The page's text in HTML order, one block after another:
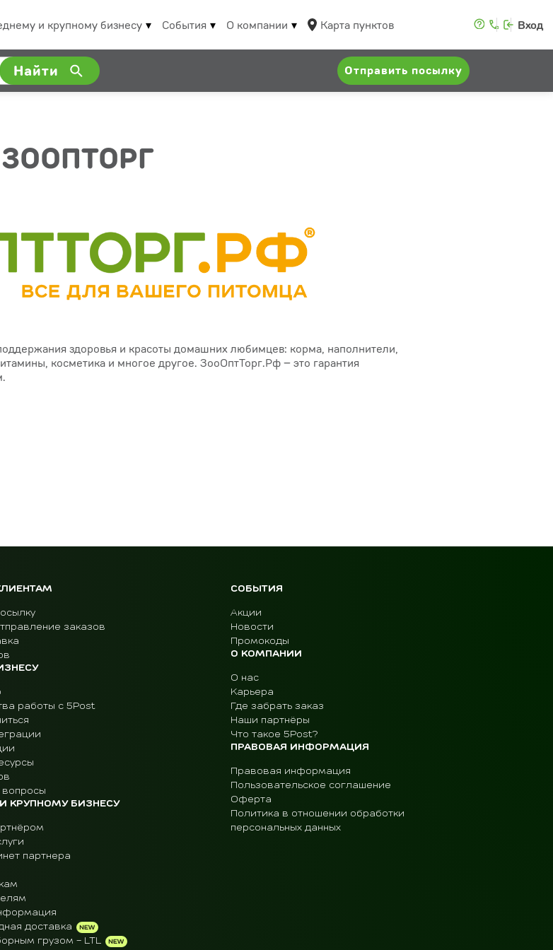
и крупному бизнесу События О компании Карта пунктов Вход
Найти Отправить посылку
ЗООПТОРГ
здоровья и красоты домашних любимцев: корма, наполнители,
косметика и многое другое. ЗооОптТорг.Рф – это гарантия
заказов
работы с 5Post
вопросы
КРУПНОМУ БИЗНЕСУ
партнера
доставка
грузом - LTL
СОБЫТИЯ
Акции
Новости
Промокоды
О КОМПАНИИ
О нас
Карьера
Где забрать заказ
Наши партнёры
Что такое 5Post?
ПРАВОВАЯ ИНФОРМАЦИЯ
Правовая информация
Пользовательское соглашение
Оферта
Политика в отношении обработки
персональных данных